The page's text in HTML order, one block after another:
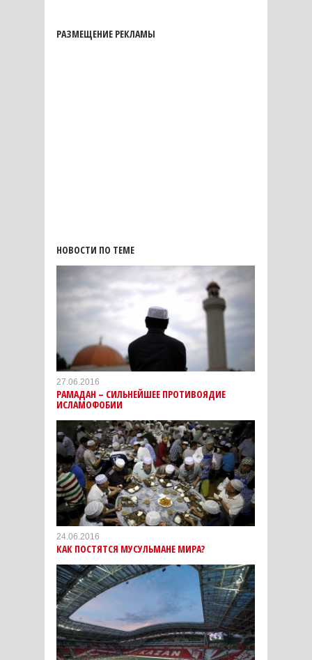
РАЗМЕЩЕНИЕ РЕКЛАМЫ
НОВОСТИ ПО ТЕМЕ
27.06.2016
РАМАДАН – СИЛЬНЕЙШЕЕ ПРОТИВОЯДИЕ
ИСЛАМОФОБИИ
24.06.2016
КАК ПОСТЯТСЯ МУСУЛЬМАНЕ МИРА?